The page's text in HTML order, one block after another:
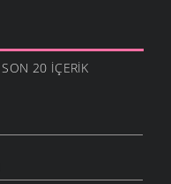
SON 20 İÇERIK